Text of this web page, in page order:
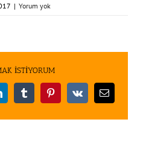
| Yorum yok
İSTİYORUM
TumblrPinterest
Vk
E-